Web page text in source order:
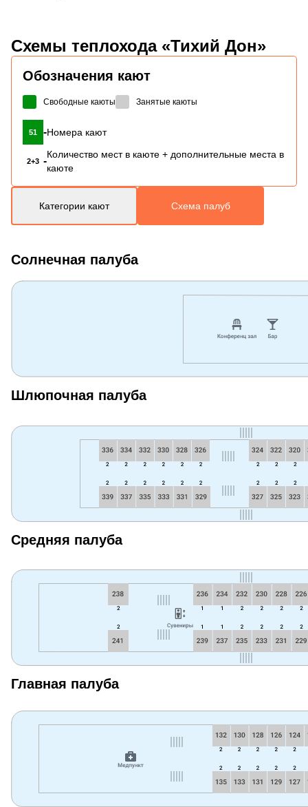
Схемы теплохода «Тихий Дон»
Обозначения кают
Свободные каюты Занятые каюты
51 -Номера кают
2+3 -
Количество мест в каюте + дополнительные места в
каюте
Категории кают Схема палуб
Солнечная палуба
Шлюпочная палуба
Средняя палуба
Главная палуба